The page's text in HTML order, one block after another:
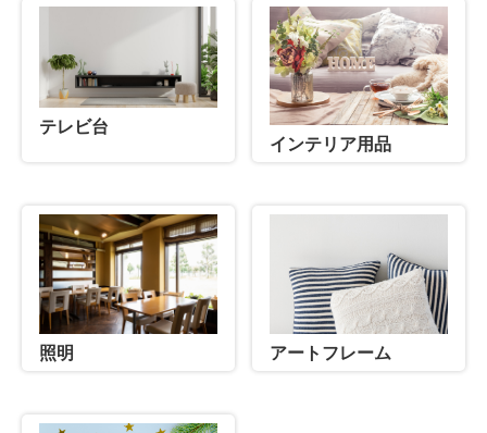
テレビ台
インテリア用品
照明 アートフレーム